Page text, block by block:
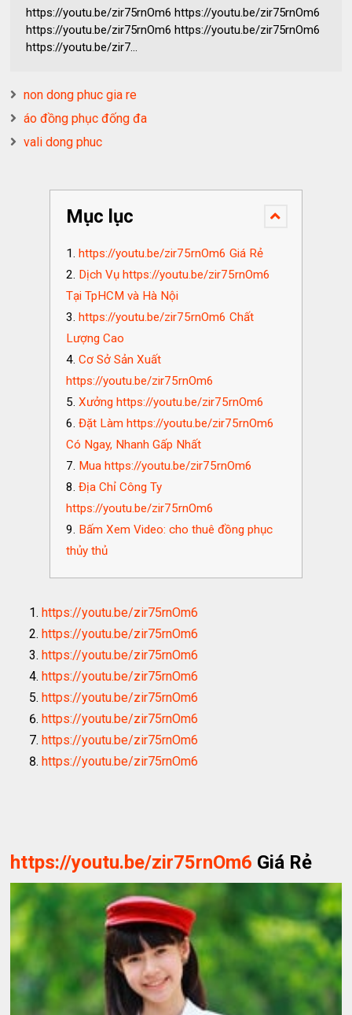
https://youtu.be/zir75rnOm6 https://youtu.be/zir75rnOm6
https://youtu.be/zir75rnOm6 https://youtu.be/zir75rnOm6
https://youtu.be/zir7...
non dong phuc gia re
áo đồng phục đống đa
vali dong phuc
Mục lục
https://youtu.be/zir75rnOm6 Giá Rẻ
Dịch Vụ https://youtu.be/zir75rnOm6
Tại TpHCM và Hà Nội
https://youtu.be/zir75rnOm6 Chất
Lượng Cao
Cơ Sở Sản Xuất
https://youtu.be/zir75rnOm6
Xưởng https://youtu.be/zir75rnOm6
Đặt Làm https://youtu.be/zir75rnOm6
Có Ngay, Nhanh Gấp Nhất
Mua https://youtu.be/zir75rnOm6
Địa Chỉ Công Ty
https://youtu.be/zir75rnOm6
Bấm Xem Video: cho thuê đồng phục
thủy thủ
https://youtu.be/zir75rnOm6
https://youtu.be/zir75rnOm6
https://youtu.be/zir75rnOm6
https://youtu.be/zir75rnOm6
https://youtu.be/zir75rnOm6
https://youtu.be/zir75rnOm6
https://youtu.be/zir75rnOm6
https://youtu.be/zir75rnOm6
https://youtu.be/zir75rnOm6 Giá Rẻ